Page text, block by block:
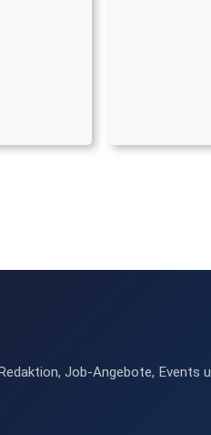
Job-Angebote, Events